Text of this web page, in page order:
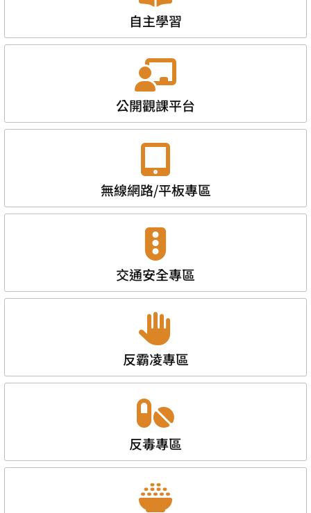
自主學習
公開觀課平台
無線網路/平板專區
交通安全專區
反霸凌專區
反毒專區